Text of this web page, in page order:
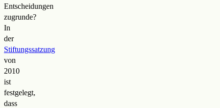
Entscheidungen
zugrunde?
In
der
Stiftungssatzung
von
2010
ist
festgelegt,
dass